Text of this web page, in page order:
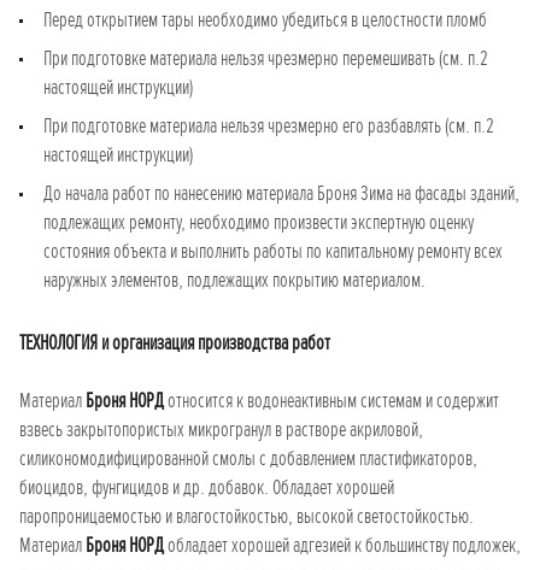
Перед открытием тары необходимо убедиться в целостности пломб
При подготовке материала нельзя чрезмерно перемешивать (см. п.2
настоящей инструкции)
При подготовке материала нельзя чрезмерно его разбавлять (см. п.2
настоящей инструкции)
До начала работ по нанесению материала Броня Зима на фасады зданий,
подлежащих ремонту, необходимо произвести экспертную оценку
состояния объекта и выполнить работы по капитальному ремонту всех
наружных элементов, подлежащих покрытию материалом.
ТЕХНОЛОГИЯ и организация производства работ
МатериалБроня НОРДотносится к водонеактивным системам и содержит
взвесь закрытопористых микрогранул в растворе акриловой,
силикономодифицированной смолы с добавлением пластификаторов,
биоцидов, фунгицидов и др. добавок. Обладает хорошей
паропроницаемостью и влагостойкостью, высокой светостойкостью.
МатериалБроня НОРДобладает хорошей адгезией к большинству подложек,